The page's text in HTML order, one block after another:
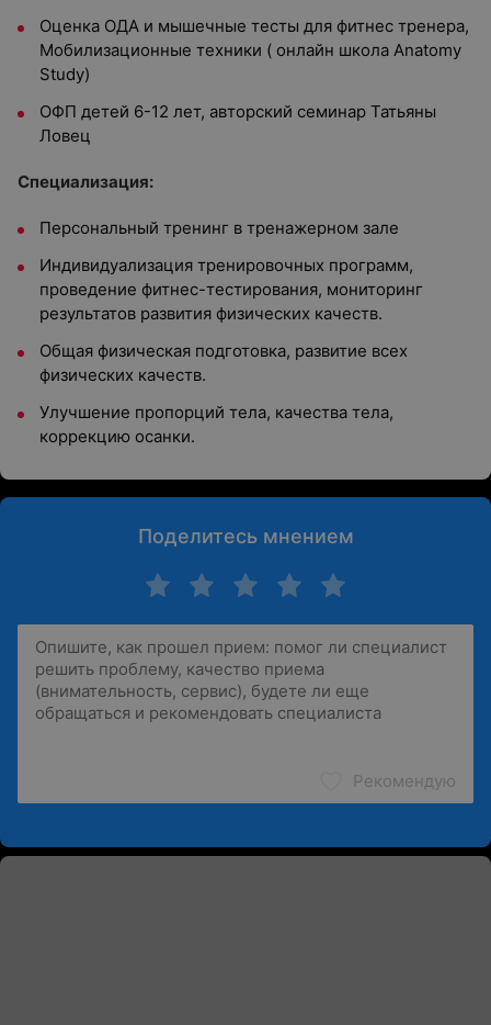
Оценка ОДА и мышечные тесты для фитнес тренера,
Мобилизационные техники ( онлайн школа Anatomy
Study)
ОФП детей 6-12 лет, авторский семинар Татьяны
Ловец
Специализация:
Персональный тренинг в тренажерном зале
Индивидуализация тренировочных программ,
проведение фитнес-тестирования, мониторинг
результатов развития физических качеств.
Общая физическая подготовка, развитие всех
физических качеств.
Улучшение пропорций тела, качества тела,
коррекцию осанки.
Поделитесь мнением
Рекомендую